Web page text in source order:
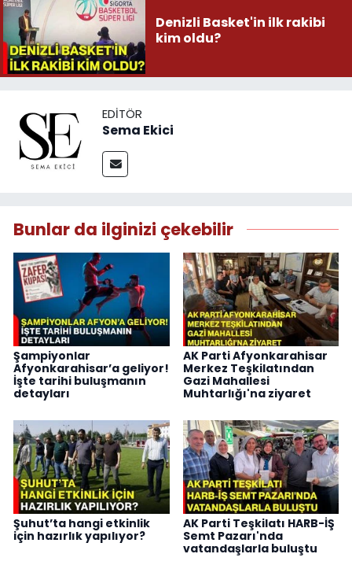
Denizli Basket'in ilk rakibi
kim oldu?
EDITÖR
Sema Ekici
Bunlar da ilginizi çekebilir
Şampiyonlar
Afyonkarahisar’a geliyor!
İşte tarihi buluşmanın
detayları
AK Parti Afyonkarahisar
Merkez Teşkilatından
Gazi Mahallesi
Muhtarlığı'na ziyaret
Şuhut’ta hangi etkinlik
için hazırlık yapılıyor?
AK Parti Teşkilatı HARB-İŞ
Semt Pazarı'nda
vatandaşlarla buluştu